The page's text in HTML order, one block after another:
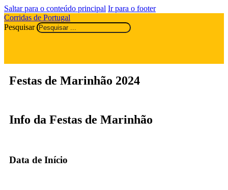
Saltar para o conteúdo principal Ir para o footer
Corridas de Portugal
Pesquisar
Festas de Marinhão 2024
Info da Festas de Marinhão
Data de Início